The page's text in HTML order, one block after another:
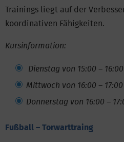
Trainings liegt auf der
koordinativen Fähigkeiten.
Kursinformation:
Dienstag von 15:00 –
Mittwoch von 16:00 –
Donnerstag von 16:00 –
Fußball – Torwarttraing